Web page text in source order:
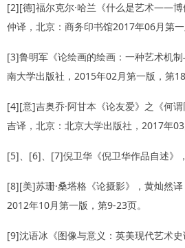
[2][德]福尔克尔·哈兰《什么是艺术——博
仲译，北京：商务印书馆2017年06月第一
[3]鲁明军《论绘画的绘画：一种艺术机
南大学出版社，2015年02月第一版，第18
[4][意]吉奥乔·阿甘本《论友爱》之《何
吉译，北京：北京大学出版社，2017年03
[5]、[6]、[7]倪卫华《倪卫华作品自述》
[8][美]苏珊·桑塔格《论摄影》，黄灿然
2012年10月第一版，第9-23页。
[9]沈语冰《图像与意义：英美现代艺术史